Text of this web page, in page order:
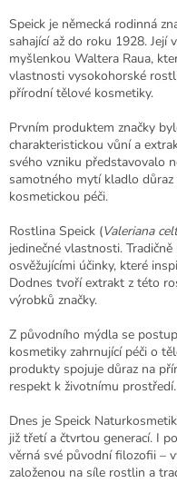
Speick je německá rodinná
sahající až do roku 1928. Její
myšlenkou Waltera Raua,
vlastnosti vysokohorské
přírodní tělové kosmetiky.
Prvním produktem značky
charakteristickou vůní a
svého vzniku představovalo
samotného mytí kladlo
kosmetickou péči.
Rostlina Speick (Valeriana
jedinečné vlastnosti.
osvěžujícími účinky, které
Dodnes tvoří extrakt z této
výrobků značky.
Z původního mýdla se
kosmetiky zahrnující péči o
produkty spojuje důraz na
respekt k životnímu prostředí.
Dnes je Speick
již třetí a čtvrtou generací. I
věrná své původní filozofii –
založenou na síle rostlin a